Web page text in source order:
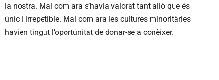
la nostra. Mai com ara s’havia valorat tant allò que és
únic i irrepetible. Mai com ara les cultures minoritàries
havien tingut l’oportunitat de donar-se a conèixer.